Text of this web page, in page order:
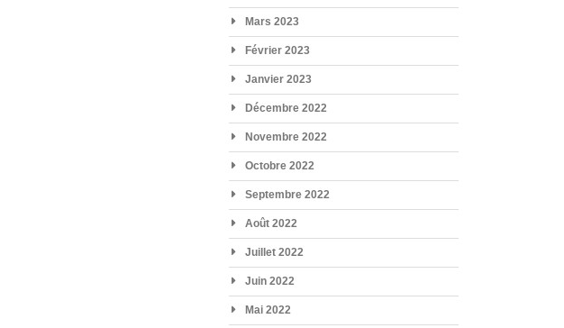
Mars 2023
Février 2023
Janvier 2023
Décembre 2022
Novembre 2022
Octobre 2022
Septembre 2022
Août 2022
Juillet 2022
Juin 2022
Mai 2022